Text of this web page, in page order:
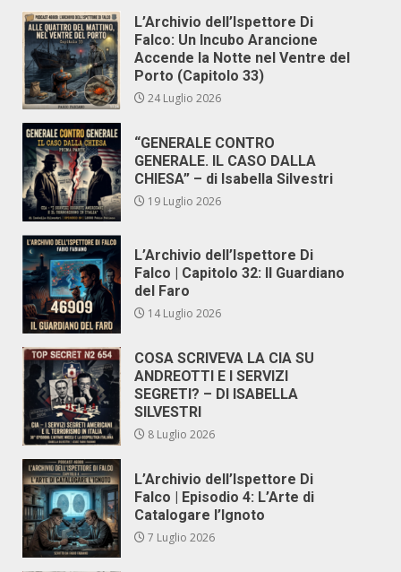
L’Archivio dell’Ispettore Di
Falco: Un Incubo Arancione
Accende la Notte nel Ventre del
Porto (Capitolo 33)
24 Luglio 2026
“GENERALE CONTRO
GENERALE. IL CASO DALLA
CHIESA” – di Isabella Silvestri
19 Luglio 2026
L’Archivio dell’Ispettore Di
Falco | Capitolo 32: Il Guardiano
del Faro
14 Luglio 2026
COSA SCRIVEVA LA CIA SU
ANDREOTTI E I SERVIZI
SEGRETI? – DI ISABELLA
SILVESTRI
8 Luglio 2026
L’Archivio dell’Ispettore Di
Falco | Episodio 4: L’Arte di
Catalogare l’Ignoto
7 Luglio 2026